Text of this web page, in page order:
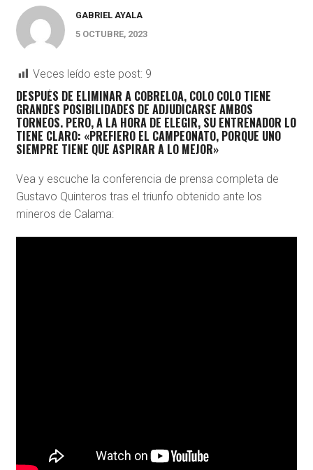
GABRIEL AYALA
5 OCTUBRE, 2023
Veces leído este post: 9
DESPUÉS DE ELIMINAR A COBRELOA, COLO COLO TIENE
GRANDES POSIBILIDADES DE ADJUDICARSE AMBOS
TORNEOS. PERO, A LA HORA DE ELEGIR, SU ENTRENADOR LO
TIENE CLARO: «PREFIERO EL CAMPEONATO, PORQUE UNO
SIEMPRE TIENE QUE ASPIRAR A LO MEJOR»
Vea y escuche la conferencia de prensa completa de
Gustavo Quinteros tras el triunfo obtenido ante los
mineros de Calama: